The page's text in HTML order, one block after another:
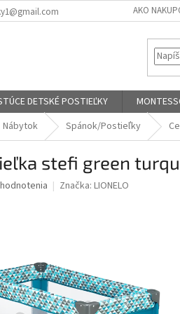
AKO
DETSKÉ POSTIEĽKY
Nábytok Spánok/Postieľky
stefi green
Značka: LIONELO